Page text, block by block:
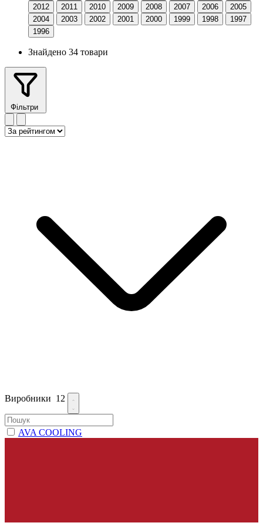
2012 2011 2010 2009 2008 2007 2006
2005
2004
2003 2002 2001 2000 1999 1998
1997
1996
Знайдено 34 товари
Фільтри
Виробники 12
AVA COOLING